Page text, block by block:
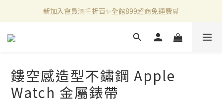
新加入會員滿千折百✨全館899超商免運費🛒
官方LINE好友募集中🤍加入領取50元購物金✨
新加入會員滿千折百✨全館899超商免運費🛒
鏤空感造型不鏽鋼 Apple
Watch 金屬錶帶